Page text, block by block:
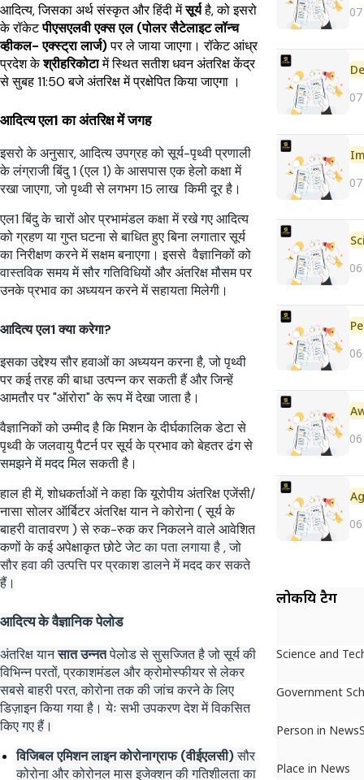
आदित्य, जिसका अर्थ संस्कृत और हिंदी मेंसूर्यहै, को इसरो
के रॉकेटपीएसएलवी एक्स एल (पोलर सैटेलाइट लॉन्च
व्हीकल- एक्स्ट्रा लार्ज)पर ले जाया जाएगा। रॉकेट आंध्र
प्रदेश केश्रीहरिकोटामें स्थित सतीश धवन अंतरिक्ष केंद्र
से सुबह 11:50 बजे अंतरिक्ष में प्रक्षेपित किया जाएगा ।
आदित्य एल1 का अंतरिक्ष में जगह
इसरो के अनुसार, आदित्य उपग्रह को सूर्य-पृथ्वी प्रणाली
के लंग्राजी बिंदु 1 (एल 1) के आसपास एक हेलो कक्षा में
रखा जाएगा, जो पृथ्वी से लगभग 15 लाख किमी दूर है।
एल1 बिंदु के चारों ओर प्रभामंडल कक्षा में रखे गए आदित्य
को ग्रहण या गुप्त घटना से बाधित हुए बिना लगातार सूर्य
का निरीक्षण करने में सक्षम बनाएगा। इससे वैज्ञानिकों को
वास्तविक समय में सौर गतिविधियों और अंतरिक्ष मौसम पर
उनके प्रभाव का अध्ययन करने में सहायता मिलेगी।
आदित्य एल1 क्या करेगा?
इसका उद्देश्य सौर हवाओं का अध्ययन करना है, जो पृथ्वी
पर कई तरह की बाधा उत्पन्न कर सकती हैं और जिन्हें
आमतौर पर "ऑरोरा" के रूप में देखा जाता है।
वैज्ञानिकों को उम्मीद है कि मिशन के दीर्घकालिक डेटा से
पृथ्वी के जलवायु पैटर्न पर सूर्य के प्रभाव को बेहतर ढंग से
समझने में मदद मिल सकती है।
हाल ही में, शोधकर्ताओं ने कहा कि यूरोपीय अंतरिक्ष एजेंसी/
नासा सोलर ऑर्बिटर अंतरिक्ष यान ने कोरोना ( सूर्य के
बाहरी वातावरण ) से रुक-रुक कर निकलने वाले आवेशित
कणों के कई अपेक्षाकृत छोटे जेट का पता लगाया है , जो
सौर हवा की उत्पत्ति पर प्रकाश डालने में मदद कर सकते
हैं।
आदित्य के वैज्ञानिक पेलोड
अंतरिक्ष यानसात उन्नतपेलोड से सुसज्जित है जो सूर्य की
विभिन्न परतों, प्रकाशमंडल और क्रोमोस्फीयर से लेकर
सबसे बाहरी परत, कोरोना तक की जांच करने के लिए
डिज़ाइन किया गया है। येः सभी उपकरण देश में विकसित
किए गए हैं।
विजिबल एमिशन लाइन कोरोनाग्राफ (वीईएलसी)सौर
कोरोना और कोरोनल मास इजेक्शन की गतिशीलता का
लोकप्रिय टैग
Science and
Government
Person in News
Place in News